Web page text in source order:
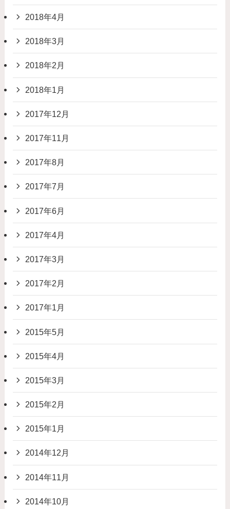
2018年4月
2018年3月
2018年2月
2018年1月
2017年12月
2017年11月
2017年8月
2017年7月
2017年6月
2017年4月
2017年3月
2017年2月
2017年1月
2015年5月
2015年4月
2015年3月
2015年2月
2015年1月
2014年12月
2014年11月
2014年10月